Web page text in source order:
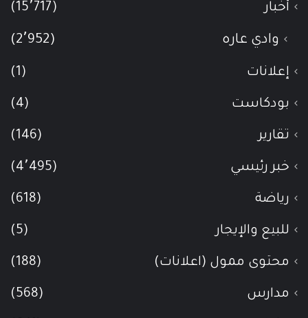
أخبار (15٬717)
وادي عاره (2٬952)
إعلانات (1)
بودكاست (4)
تقارير (146)
خبر رئيسي (4٬495)
رياضة (618)
للبيع والإيجار (5)
محتوى ممول (اعلانات) (188)
مدارس (568)